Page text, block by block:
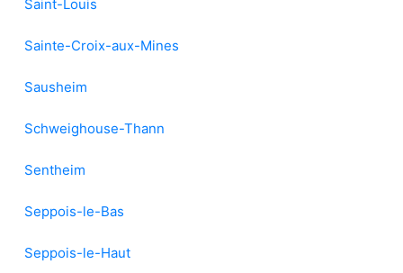
Saint-Louis
Sainte-Croix-aux-Mines
Sausheim
Schweighouse-Thann
Sentheim
Seppois-le-Bas
Seppois-le-Haut